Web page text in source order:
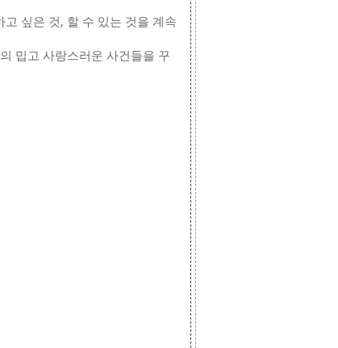
싶은 것, 할 수 있는 것을 계속
밉고 사랑스러운 사건들을 꾸